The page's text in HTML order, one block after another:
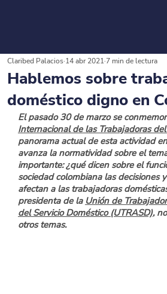
Hablemos sobre
doméstico digno en
Claribed Palacios 14 abr 20217 min de lectura
El pasado 30 de marzo se
Internacional de las Trabajadoras
panorama actual de esta actividad
avanza la normatividad sobre el
importante: ¿qué dicen sobre el
sociedad colombiana las decisiones
afectan a las trabajadoras
presidenta de la Unión de
del Servicio Doméstico (UTRASD),
otros temas.